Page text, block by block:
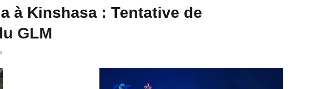
à Kinshasa : Tentative de
GLM